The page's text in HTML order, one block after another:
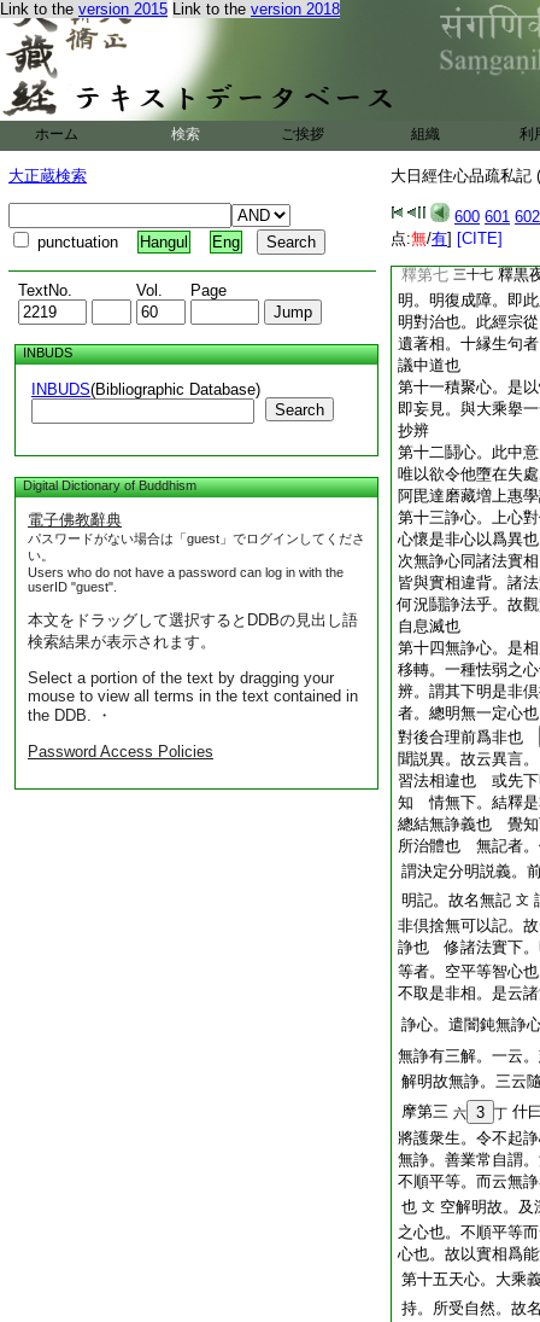
Link to the version 2015 Link to the version 2018
ホーム 検索 ご挨拶 組織 利
大正蔵検索
punctuation Hangul Eng
TextNo. Vol. Page
INBUDS
INBUDS(Bibliographic Database)
Search
Digital Dictionary of Buddhism
電子佛教辭典
パスワードがない場合は「guest」でログインしてくださ
い。
Users who do not have a password can log in with the
userID "guest".
本文をドラッグして選択するとDDBの見出し語
検索結果が表示されます。
Select a portion of the text by dragging your
mouse to view all terms in the text contained in
the DDB. ・
Password Access Policies
大日經住心品疏私記
600 601 602
点:無/有] [CITE]
第十明心 謂
者。小乘三法印。
也。然是下明其過
處中之慧也
天
指心云。暗心爲減
者即指明心也。凡
不爲淨菩提心。淨
也。若過若不及。
釋第七 三十七 釋黒
明。明復成障。即
明對治也。此經宗
遺著相。十縁生句
議中道也
第十一積聚心。是
即妄見。與大乘擧
抄辨
第十二鬪心。此中
唯以欲令他墮在失
阿毘達磨藏増上惠
第十三諍心。上心
心懷是非心以爲異
次無諍心同諸法實
皆與實相違背。諸
何況鬪諍法乎。故
自息滅也
第十四無諍心。是
移轉。一種怯弱之
辨。謂其下明是非
者。總明無一定心
對後合理前爲非也
聞説異。故云異言
習法相違也 或先下
知 情無下。結釋是
總結無諍義也 覺知
所治體也 無記者。
謂決定分明説義。
明記。故名無記 文
非倶捨無可以記。
諍也 修諸法實下
等者。空平等智心
不取是非相。是云
諍心。遣闇鈍無諍
無諍有三解。一云
解明故無諍。三云
摩第三 六 3 丁 什
將護衆生。令不起
無諍。善業常自謂
不順平等。而云無
也 文 空解明故。及
之心也。不順平等
心也。故以實相爲
第十五天心。大乘
持。所受自然。故